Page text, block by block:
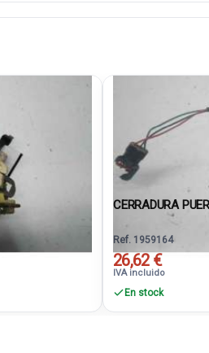
CERRADURA
Ref. 1959164
26,62 €
IVA incluido
En stock